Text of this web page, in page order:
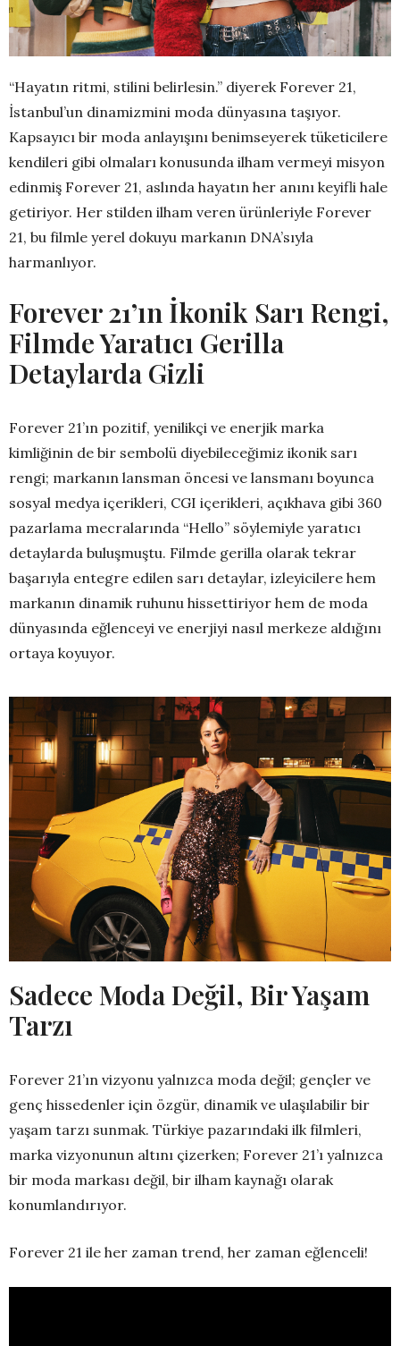
“Hayatın ritmi, stilini belirlesin.” diyerek Forever 21,
İstanbul’un dinamizmini moda dünyasına taşıyor.
Kapsayıcı bir moda anlayışını benimseyerek tüketicilere
kendileri gibi olmaları konusunda ilham vermeyi misyon
edinmiş Forever 21, aslında hayatın her anını keyifli hale
getiriyor. Her stilden ilham veren ürünleriyle Forever
21, bu filmle yerel dokuyu markanın DNA’sıyla
harmanlıyor.
Forever 21’ın İkonik Sarı Rengi,
Filmde Yaratıcı Gerilla
Detaylarda Gizli
Forever 21’ın pozitif, yenilikçi ve enerjik marka
kimliğinin de bir sembolü diyebileceğimiz ikonik sarı
rengi; markanın lansman öncesi ve lansmanı boyunca
sosyal medya içerikleri, CGI içerikleri, açıkhava gibi 360
pazarlama mecralarında “Hello” söylemiyle yaratıcı
detaylarda buluşmuştu. Filmde gerilla olarak tekrar
başarıyla entegre edilen sarı detaylar, izleyicilere hem
markanın dinamik ruhunu hissettiriyor hem de moda
dünyasında eğlenceyi ve enerjiyi nasıl merkeze aldığını
ortaya koyuyor.
Sadece Moda Değil, Bir Yaşam
Tarzı
Forever 21’ın vizyonu yalnızca moda değil; gençler ve
genç hissedenler için özgür, dinamik ve ulaşılabilir bir
yaşam tarzı sunmak. Türkiye pazarındaki ilk filmleri,
marka vizyonunun altını çizerken; Forever 21’ı yalnızca
bir moda markası değil, bir ilham kaynağı olarak
konumlandırıyor.
Forever 21 ile her zaman trend, her zaman eğlenceli!